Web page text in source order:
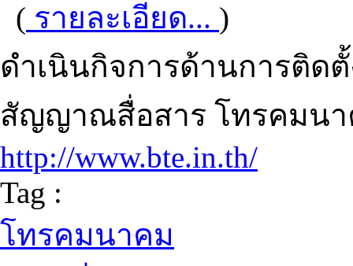
( รายละเอียด... )
ดำเนินกิจการด้านการติด
สัญญาณสื่อสาร โทรคมน
http://www.bte.in.th/
Tag :
โทรคมนาคม